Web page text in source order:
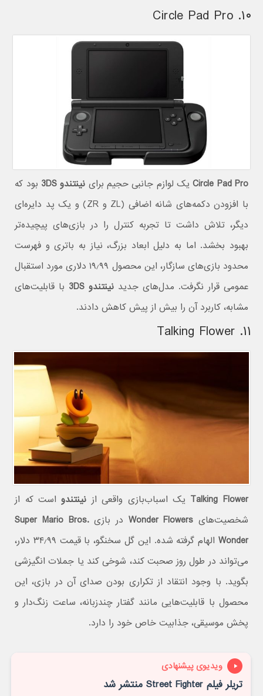
۱۰. Circle Pad Pro
Circle Pad Proیک لوازم جانبی حجیم برای نینتندو 3DS
بود که
با افزودن دکمه‌های شانه اضافی (ZL و ZR) و یک پد دایره‌ای
دیگر، تلاش داشت تا تجربه کنترل را در بازی‌های پیچیده‌تر
بهبود بخشد. اما به دلیل ابعاد بزرگ، نیاز به باتری و فهرست
محدود بازی‌های سازگار، این محصول ۱۹٫۹۹ دلاری مورد استقبال
عمومی قرار نگرفت. مدل‌های جدید نینتندو 3DS
با قابلیت‌های
مشابه، کاربرد آن را بیش از پیش کاهش دادند.
۱۱. Talking Flower
Talking Flower یک اسباب‌بازی واقعی از نینتندواست که از
شخصیت‌های Wonder Flowers در بازیSuper Mario Bros.
Wonder
الهام گرفته شده. این گل سخنگو، با قیمت ۳۴٫۹۹ دلار،
می‌تواند در طول روز صحبت کند، شوخی کند یا جملات انگیزشی
بگوید. با وجود انتقاد از تکراری بودن صدای آن در بازی، این
محصول با قابلیت‌هایی مانند گفتار چندزبانه، ساعت زنگ‌دار و
پخش موسیقی، جذابیت خاص خود را دارد.
ویدیوی پیشنهادی
تریلر فیلم Street Fighter منتشر شد